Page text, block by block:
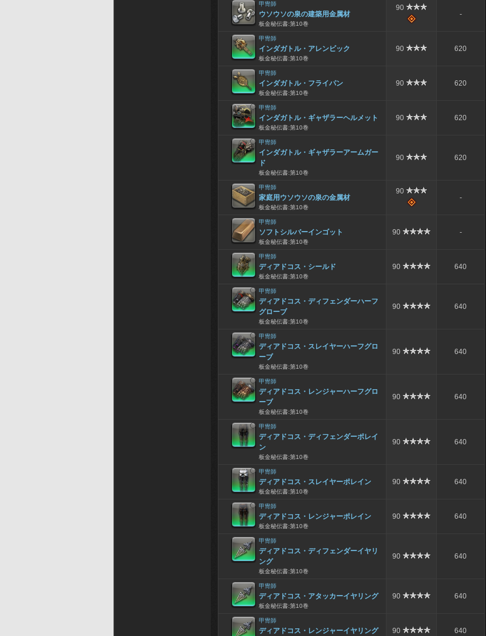
甲冑師
ウソウソの泉の建築用金属材
板金秘伝書:第10巻
90
-
甲冑師
インダガトル・アレンビック
板金秘伝書:第10巻
90 620
甲冑師
インダガトル・フライパン
板金秘伝書:第10巻
90 620
甲冑師
インダガトル・ギャザラーヘルメット
板金秘伝書:第10巻
90 620
甲冑師
インダガトル・ギャザラーアームガー
ド
板金秘伝書:第10巻
90 620
甲冑師
家庭用ウソウソの泉の金属材
板金秘伝書:第10巻
90
-
甲冑師
ソフトシルバーインゴット
板金秘伝書:第10巻
90 -
甲冑師
ディアドコス・シールド
板金秘伝書:第10巻
90 640
甲冑師
ディアドコス・ディフェンダーハーフ
グローブ
板金秘伝書:第10巻
90 640
甲冑師
ディアドコス・スレイヤーハーフグロ
ーブ
板金秘伝書:第10巻
90 640
甲冑師
ディアドコス・レンジャーハーフグロ
ーブ
板金秘伝書:第10巻
90 640
甲冑師
ディアドコス・ディフェンダーポレイ
ン
板金秘伝書:第10巻
90 640
甲冑師
ディアドコス・スレイヤーポレイン
板金秘伝書:第10巻
90 640
甲冑師
ディアドコス・レンジャーポレイン
板金秘伝書:第10巻
90 640
甲冑師
ディアドコス・ディフェンダーイヤリ
ング
板金秘伝書:第10巻
90 640
甲冑師
ディアドコス・アタッカーイヤリング
板金秘伝書:第10巻
90 640
甲冑師
ディアドコス・レンジャーイヤリング 90 640